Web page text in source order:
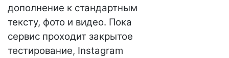
дополнение к стандартным
тексту, фото и видео. Пока
сервис проходит закрытое
тестирование, Instagram